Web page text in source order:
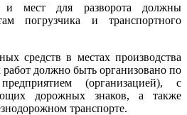
и мест для разворота должны
погрузчика и транспортного
средств в местах производства
работ должно быть организовано по
(организацией), с
дорожных знаков, а также
транспорте.